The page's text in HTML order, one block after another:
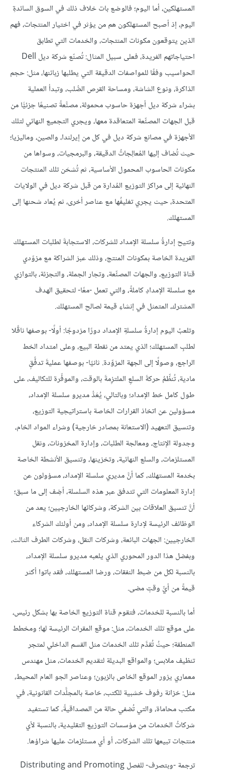
المستهلكين، أما اليوم؛ فالوضع بات خلاف ذلك في السوق السائدةِ
اليوم، إذ أصبح المستهلكون هم من يؤثر في اختيار المنتجات، فهم
الذين يتوقعون مكونات المنتجات، والخدمات التي تطابق
احتياجاتهم الفريدة، فعلى سبيل المثال: تُصنّع شركة ديل Dell
الحواسيب وفقًا للمواصفات الدقيقة التي يطلبها زبائنها، مثل: حجم
الذاكرة، ونوع الشاشة، ومساحة القرص الصُّلب، وتبدأ العملية
بشراء شركة ديل أجهزة حاسوب محمولة، مصنَّعةً تصنيعًا جزئيًّا من
قبل الجهات المصنِّعة المتعاقدة معها، ويجري التجميع النهائي لتلك
الأجهزة في مصانع شركة ديل في كل من إيرلندا، والصين، وماليزيا؛
حيث تُضاف إليها المُعالِجاتُ الدقيقة، والبرمجيات، وسواها من
مكونات الحاسوب المحمول الأساسية، ثم تُشحَن تلك المنتجات
النهائية إلى مراكز التوزيع المُدارة من قبل شركة ديل في الولايات
المتحدة، حيث يجري تغليفُها مع عناصر أخرى، ثم يُعاد شحنها إلى
المستهلك.
وتتيح إدارةُ سلسلة الإمداد للشركات، الاستجابةَ لطلبات المستهلك
الفريدة الخاصة بمكونات المنتج، وذلك عبرَ الشراكة مع مزوّدي
قناة التوزيع، والجهات المصنِّعة، وتجار الجملة، والتجزئة، بالتوازي
مع سلسلة الإمدادِ كاملةً، والتي تعمل -معًا- لتحقيق الهدف
المشترك، المتمثل في إنشاءِ قيمة لصالح المستهلك.
وتلعبُ اليوم إدارةُ سلسلةِ الإمداد دورًا مزدوجًا: أولًا- بوصفها ناقًلا
لطلبِ المستهلك؛ الذي يمتد من نقطة البيع، وعلى امتداد الخط
الراجع، وصولًا إلى الجهة المزوِّدة. ثانيًا- بوصفها عمليةَ تدفُّقٍ
مادية، تُنظِّمُ حركةَ السلعِ الملتزِمةَ بالوقت، والموفِّرة للتكاليف، على
طول كامل خط الإمداد؛ وبالتالي، يُعَدُّ مديرو سلسلة الإمداد،
مسؤولين عن اتخاذ القرارات الخاصة باستراتيجية التوزيع،
وتنسيق التعهيد (الاستعانة بمصادر خارجية) وشراء المواد الخام،
وجدولة الإنتاج، ومعالجة الطلبات، وإدارة المخزونات، ونقل
المستلزمات، والسلع النهائية، وتخزينها، وتنسيق الأنشطة الخاصة
بخدمة المستهلك، كما أنَّ مديري سلسلة الإمداد، مسؤولون عن
إدارة المعلومات التي تتدفق عبر هذه السلسلة، أضِف إلى ما سبق؛
أنَّ تنسيق العلاقات بين الشركة، وشركائها الخارجيين؛ يعد من
الوظائف الرئيسة لإدارة سلسلة الإمداد، ومن أولئك الشركاء
الخارجيين: الجهات البائعة، وشركات النقل، وشركات الطرف الثالث،
وبفضل هذا الدور المحوري الذي يلعبه مديرو سلسلة الإمداد،
بالنسبة لكل من ضبط النفقات، ورضا المستهلك، فقد باتوا أكثر
قيمةً من أيِّ وقتٍ مضى.
أما بالنسبة للخدمات، فتقوم قناة التوزيع الخاصة بها بشكل رئيس،
على موقع تلك الخدمات، مثل: موقع المقرات الرئيسة لها؛ ومخطط
المنطقة؛ حيثُ تُقدَّم تلك الخدمات مثل القسم الداخلي لمتجر
تنظيف ملابس؛ والمواقع البديلة لتقديم الخدمات، مثل مهندس
معماري يزور الموقع الخاص بالزبون؛ وعناصر الجو العام المحيط،
مثل: خزانة رفوف خشبية للكتب، خاصة بالمجلَّدات القانونية، في
مكتب محاماة، والتي تُضفي حالة من المصداقيةً، كما تستفيد
شركاتُ الخدمات من مؤسسات التوزيع التقليدية، بالنسبة لأي
منتجات تبيعها تلك الشركات، أو أي مستلزمات عليها شراؤها.
ترجمة -وبتصرف- للفصل Distributing and Promoting